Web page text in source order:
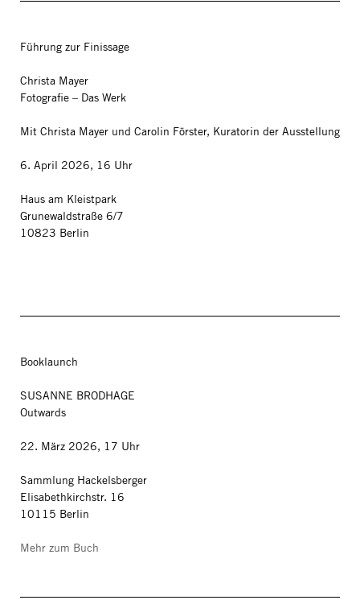
Führung zur Finissage
Christa Mayer
Fotografie – Das Werk
Mit Christa Mayer und Carolin Förster, Kuratorin der Ausstellung
6. April 2026, 16 Uhr
Haus am Kleistpark
Grunewaldstraße 6/7
10823 Berlin
Booklaunch
SUSANNE BRODHAGE
Outwards
22. März 2026, 17 Uhr
Sammlung Hackelsberger
Elisabethkirchstr. 16
10115 Berlin
Mehr zum Buch